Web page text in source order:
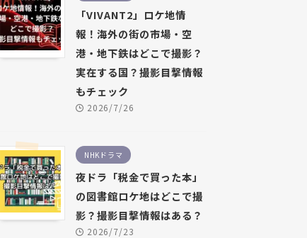
「VIVANT2」ロケ地情
報！海外の街の市場・空
港・地下鉄はどこで撮影？
実在する国？撮影目撃情報
もチェック
2026/7/26
NHKドラマ
夜ドラ「税金で買った本」
の図書館ロケ地はどこで撮
影？撮影目撃情報はある？
2026/7/23